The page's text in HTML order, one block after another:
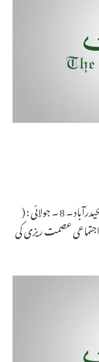
سکندرآباد علاقہ میں خاتون کی اجتماعی عصمت ریزیحیدرآباد ۔ 8 ۔ جولائی : (
اجتماعی عصمت ریزی کی